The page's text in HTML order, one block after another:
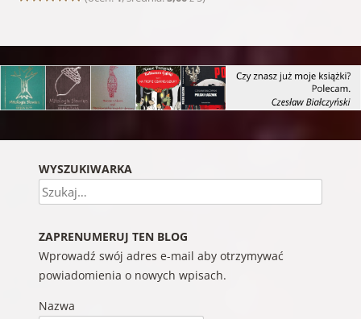
WYSZUKIWARKA
Szukaj
ZAPRENUMERUJ TEN BLOG
Wprowadź swój adres e-mail aby otrzymywać
powiadomienia o nowych wpisach.
Nazwa